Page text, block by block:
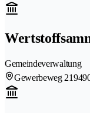
Gemeindeverwaltung
Gewerbeweg 21